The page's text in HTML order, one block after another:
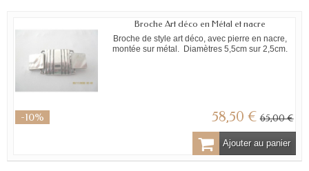
Broche Art déco en Métal et nacre
Broche de style art déco, avec pierre en nacre,
montée sur métal. Diamètres 5,5cm sur 2,5cm.
-10% 58,50 € 65,00 €
Ajouter au panier